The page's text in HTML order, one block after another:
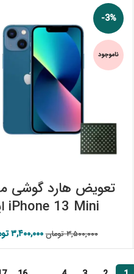
-3%
ناموجود
تعویض هارد گوشی
iPhone 13 Mini اپل
۳,۵۰۰,۰۰۰ تومان ۳,۴۰۰,۰۰۰